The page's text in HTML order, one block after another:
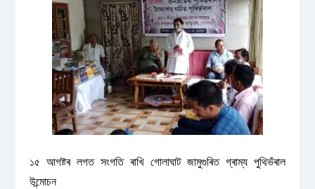
১৫ আগষ্টৰ লগত সংগতি ৰাখি গোলাঘাট জামুগুৰিত গ্ৰাম্য পুথিভঁৰাল
উন্মোচন